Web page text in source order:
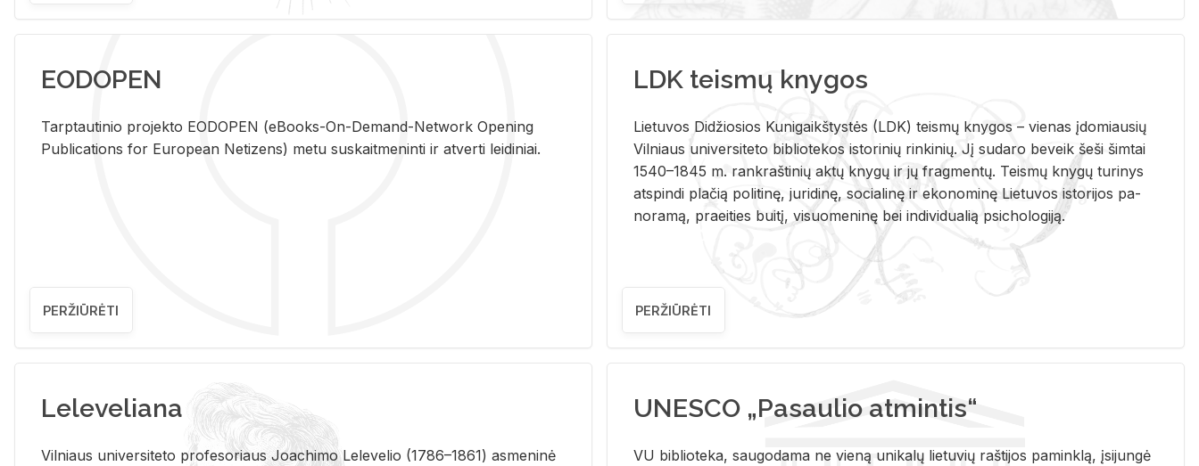
EODOPEN
Tarp­tau­ti­nio pro­jek­to EO­DO­PEN (eBo­oks-On-De­mand-Ne­twork Ope­ning
Pub­li­ca­tions for Eu­ro­pe­an Ne­ti­zens) metu su­skait­me­nin­ti ir at­ver­ti lei­di­niai.
PERŽIŪRĖTI
LDK teismų knygos
Lie­tu­vos Di­džio­sios Ku­ni­gaikš­tys­tės (LDK) teis­mų kny­gos – vie­nas įdo­miau­sių
Vil­niaus uni­ver­si­te­to bi­b­lio­te­kos is­to­ri­nių rin­ki­nių. Jį su­da­ro be­veik šeši šim­tai
1540–1845 m. rank­raš­ti­nių aktų kny­gų ir jų frag­men­tų. Teis­mų kny­gų tu­ri­nys
at­spin­di pla­čią po­li­ti­nę, ju­ri­di­nę, so­cia­li­nę ir eko­no­mi­nę Lie­tu­vos is­to­ri­jos pa­
no­ra­mą, pra­ei­ties bui­tį, vi­suo­me­ni­nę bei in­di­vi­dua­lią psi­cho­lo­gi­ją.
PERŽIŪRĖTI
Leleveliana
Vil­niaus uni­ver­si­te­to pro­fe­so­riaus Jo­a­chi­mo Le­le­ve­lio (1786–1861) as­me­ni­nė
UNESCO „Pasaulio atmintis“
VU biblioteka, saugodama ne vieną unikalų lietuvių raštijos paminklą, įsijungė